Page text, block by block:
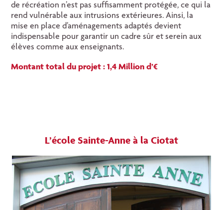
de récréation n’est pas suffisamment protégée, ce qui la
rend vulnérable aux intrusions extérieures. Ainsi, la
mise en place d’aménagements adaptés devient
indispensable pour garantir un cadre sûr et serein aux
élèves comme aux enseignants.
Montant total du projet : 1,4 Million d’€
L’école Sainte-Anne à la Ciotat